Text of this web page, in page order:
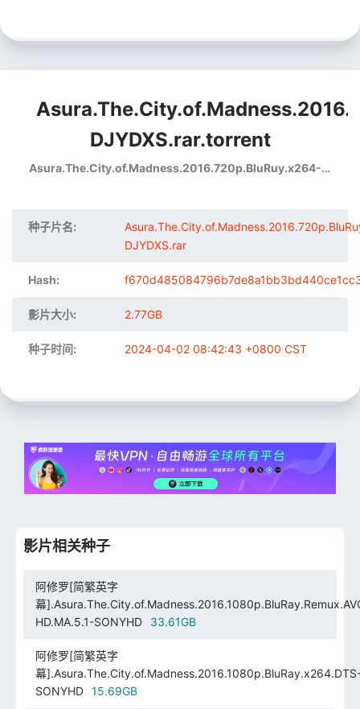
DJYDXS.rar.torrent
Asura.The.City.of.Madness.2016.720p.BluRuy.x264-DJYDXS.rar
种子片名:
DJYDXS.rar
Hash:
影片大小: 2.77GB
种子时间: 2024-04-02 08:42:43 +0800 CST
影片相关种子
阿修罗[简繁英字
幕
HD.MA.5.1-SONYHD
33.61GB
阿修罗[简繁英字
幕
SONYHD
15.69GB